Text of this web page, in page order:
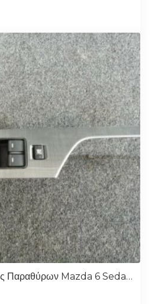
Κεντρικός Διακόπτης Παραθύρων Mazda 6 Sedan 2008-2014